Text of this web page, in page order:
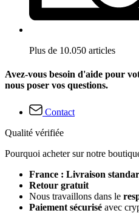
Plus de 10.050 articles
Avez-vous besoin d'aide pour
nous poser vos questions.
Contact
Qualité vérifiée
Pourquoi acheter sur notre
France : Livraison
Retour gratuit
Nous travaillons dans le
Paiement sécurisé avec